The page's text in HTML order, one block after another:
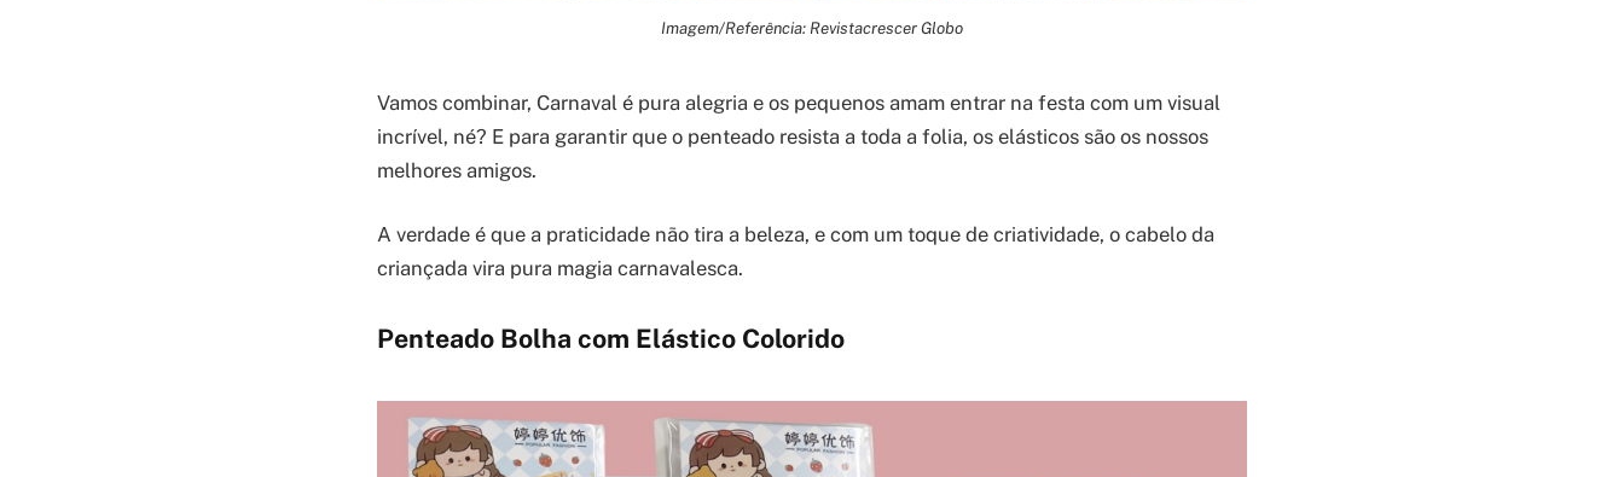
Imagem/Referência: Revistacrescer Globo
Vamos combinar, Carnaval é pura alegria e os pequenos amam entrar na festa com um visual
incrível, né? E para garantir que o penteado resista a toda a folia, os elásticos são os nossos
melhores amigos.
A verdade é que a praticidade não tira a beleza, e com um toque de criatividade, o cabelo da
criançada vira pura magia carnavalesca.
Penteado Bolha com Elástico Colorido